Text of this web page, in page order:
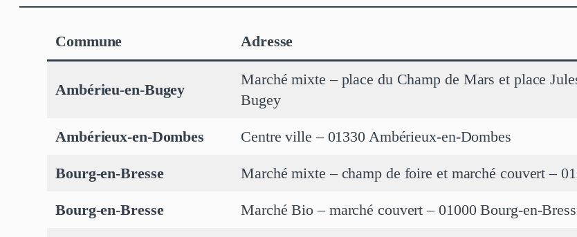
Commune Adresse
Ambérieu-en-Bugey
Marché mixte – place du Champ de Mars et place
Bugey
Ambérieux-en-Dombes Centre ville – 01330 Ambérieux-en-Dombes
Bourg-en-Bresse Marché mixte – champ de foire et marché couvert –
Bourg-en-Bresse Marché Bio – marché couvert – 01000 Bourg-en-